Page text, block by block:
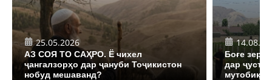
25.05.2026
АЗ СОЯ ТО САҲРО. Ё чихел
ҷангалзорҳо дар ҷануби Тоҷикистон
нобуд мешаванд?
Боғе зери
дар